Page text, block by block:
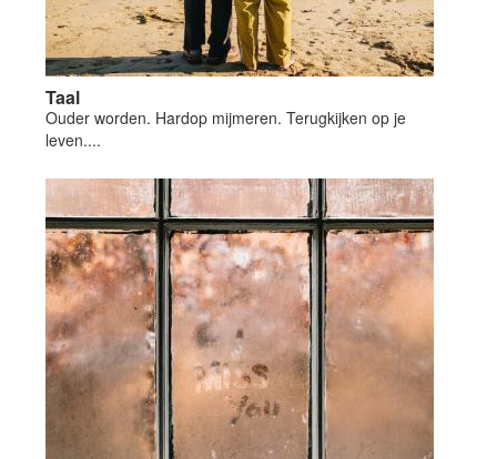
Taal
Ouder worden. Hardop mijmeren. Terugkijken op je
leven....